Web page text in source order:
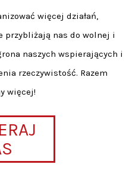
więcej działań,
nas do wolnej i
naszych wspierających i
rzeczywistość. Razem
więcej!